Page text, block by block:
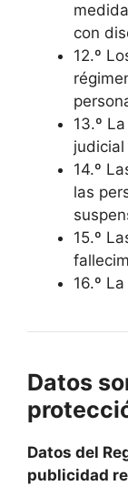
con
12.º
13.º
14.º
las
15.º
16.º
Datos
Datos del
publicidad